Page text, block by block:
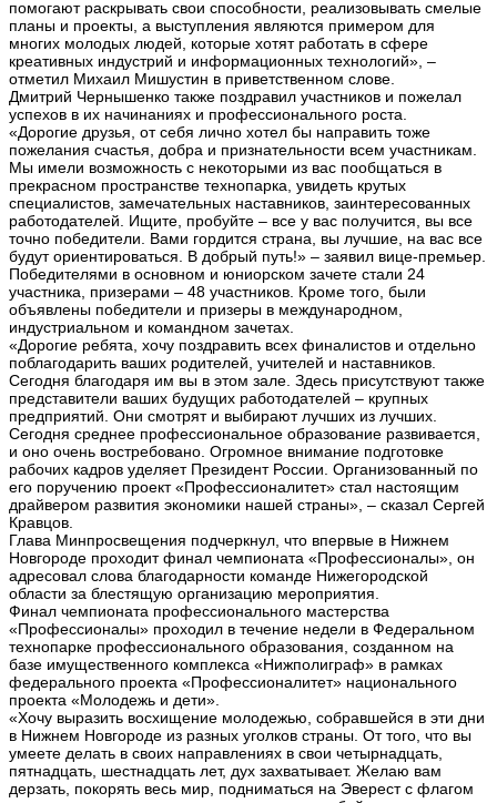
помогают раскрывать свои способности, реализовывать смелые
планы и проекты, а выступления являются примером для
многих молодых людей, которые хотят работать в сфере
креативных индустрий и информационных технологий», –
отметил Михаил Мишустин в приветственном слове.
Дмитрий Чернышенко также поздравил участников и пожелал
успехов в их начинаниях и профессионального роста.
«Дорогие друзья, от себя лично хотел бы направить тоже
пожелания счастья, добра и признательности всем участникам.
Мы имели возможность с некоторыми из вас пообщаться в
прекрасном пространстве технопарка, увидеть крутых
специалистов, замечательных наставников, заинтересованных
работодателей. Ищите, пробуйте – все у вас получится, вы все
точно победители. Вами гордится страна, вы лучшие, на вас все
будут ориентироваться. В добрый путь!» – заявил вице-премьер.
Победителями в основном и юниорском зачете стали 24
участника, призерами – 48 участников. Кроме того, были
объявлены победители и призеры в международном,
индустриальном и командном зачетах.
«Дорогие ребята, хочу поздравить всех финалистов и отдельно
поблагодарить ваших родителей, учителей и наставников.
Сегодня благодаря им вы в этом зале. Здесь присутствуют также
представители ваших будущих работодателей – крупных
предприятий. Они смотрят и выбирают лучших из лучших.
Сегодня среднее профессиональное образование развивается,
и оно очень востребовано. Огромное внимание подготовке
рабочих кадров уделяет Президент России. Организованный по
его поручению проект «Профессионалитет» стал настоящим
драйвером развития экономики нашей страны», – сказал Сергей
Кравцов.
Глава Минпросвещения подчеркнул, что впервые в Нижнем
Новгороде проходит финал чемпионата «Профессионалы», он
адресовал слова благодарности команде Нижегородской
области за блестящую организацию мероприятия.
Финал чемпионата профессионального мастерства
«Профессионалы» проходил в течение недели в Федеральном
технопарке профессионального образования, созданном на
базе имущественного комплекса «Нижполиграф» в рамках
федерального проекта «Профессионалитет» национального
проекта «Молодежь и дети».
«Хочу выразить восхищение молодежью, собравшейся в эти дни
в Нижнем Новгороде из разных уголков страны. От того, что вы
умеете делать в своих направлениях в свои четырнадцать,
пятнадцать, шестнадцать лет, дух захватывает. Желаю вам
дерзать, покорять весь мир, подниматься на Эверест с флагом